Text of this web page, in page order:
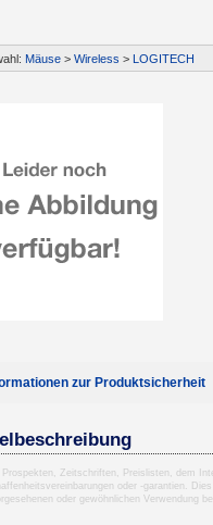
Mäuse > Wireless > LOGITECH
zur Produktsicherheit
Prospekten, Zeitschriften, Preislisten, dem
oder -garantien.
oder gewöhnlichen Verwendung